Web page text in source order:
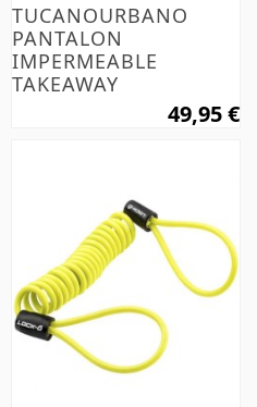
TUCANOURBANO
PANTALON
IMPERMEABLE
TAKEAWAY
49,95 €